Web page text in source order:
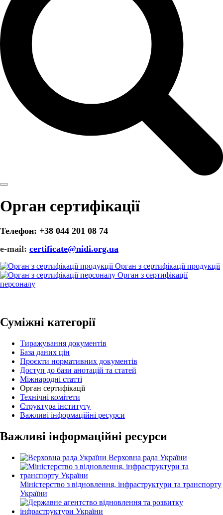
Орган сертифікації
Телефон: +38 044 201 08 74
e-mail: certificate@nidi.org.ua
Орган з сертифікації продукції
Орган з сертифікації
персоналу
Суміжні категорії
Тиражування документів
База даних цін
Проєкти нормативних документів
Доступ до бази анотацій та статей
Міжнародні статті
Орган сертифікації
Технічні комітети
Структура інституту
Важливі інформаційні ресурси
Важливі інформаційні ресурси
Верховна рада України
Міністерство з відновлення, інфраструктури та транспорту
України